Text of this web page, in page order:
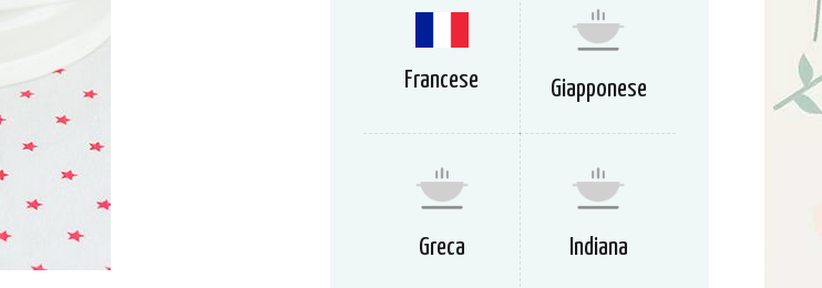
Francese Giapponese
Greca Indiana